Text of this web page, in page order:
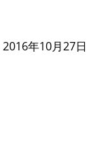
2016年10月27日